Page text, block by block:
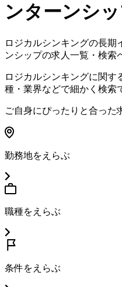
ンターンシ
ロジカルシンキングの長期
ンシップの求人一覧・検索
ロジカルシンキングに関す
種・業界などで細かく検索
ご自身にぴったりと合った
勤務地をえらぶ
職種をえらぶ
条件をえらぶ